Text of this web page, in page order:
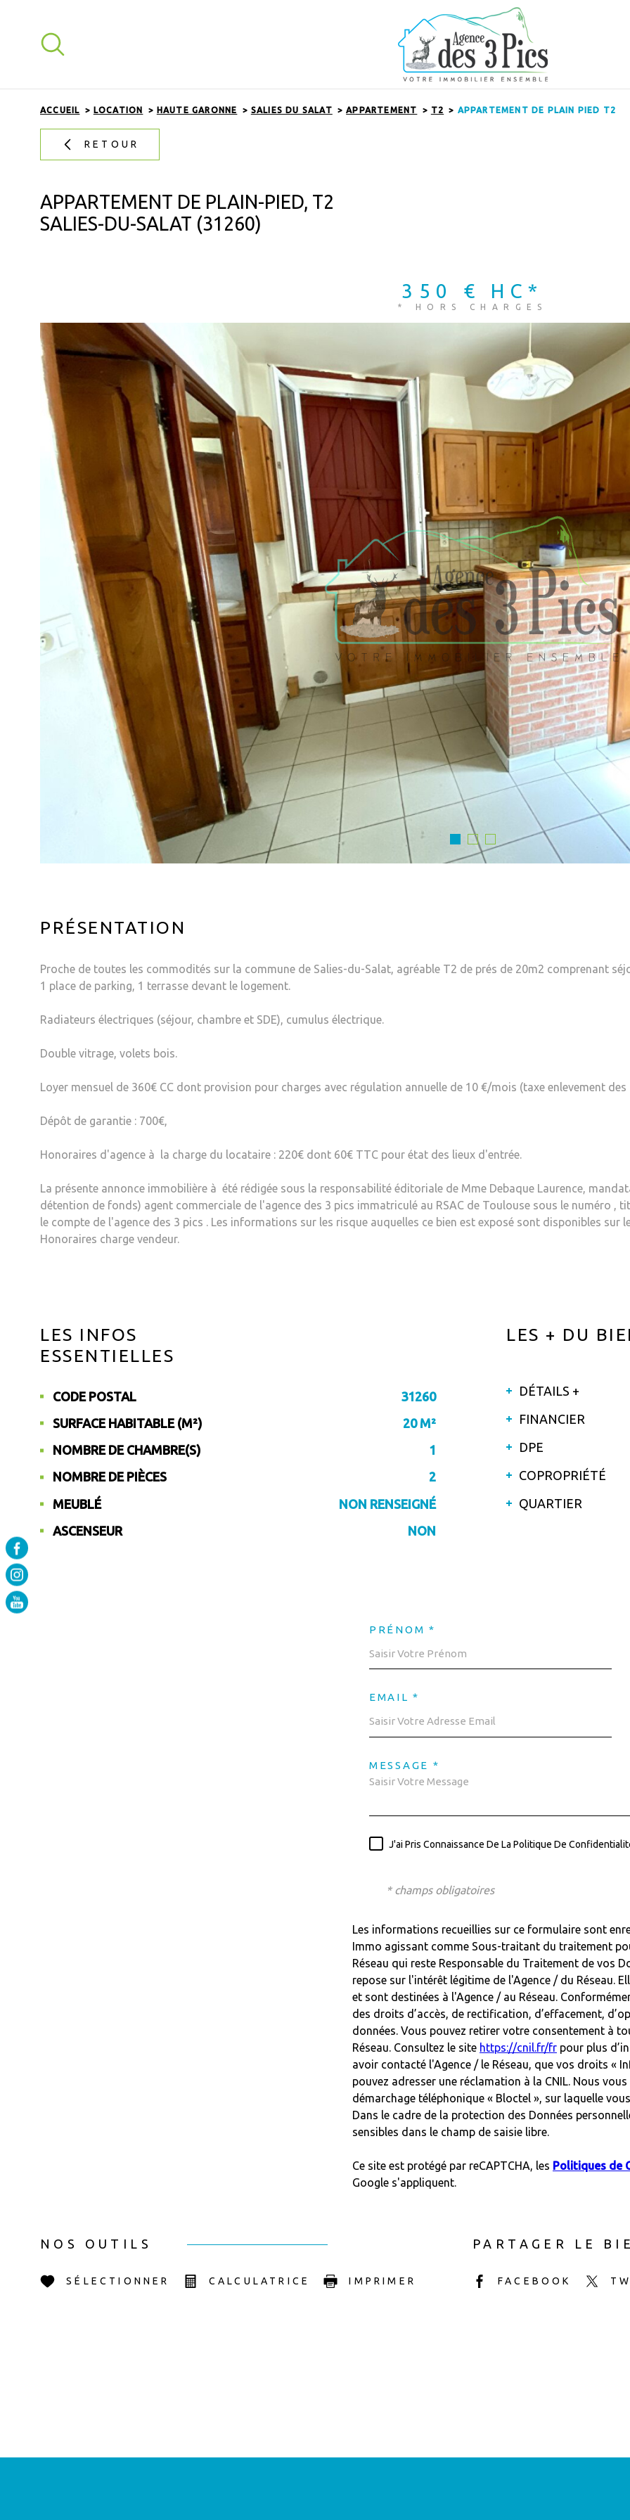
contenu
ACCUEIL LOCATION HAUTE GARONNE SALIES DU SALAT APPARTEMENT T2 APPARTEMENT DE PLAIN PIED T2
RETOUR
APPARTEMENT DE PLAIN-PIED, T2
SALIES-DU-SALAT (31260)
350 € HC*
* HORS CHARGES
PRÉSENTATION
Proche de toutes les commodités sur la commune de Salies-du-Salat, agréable T2 de prés de 20m2 comprenant
1 place de parking, 1 terrasse devant le logement.
Radiateurs électriques (séjour, chambre et SDE), cumulus électrique.
Double vitrage, volets bois.
Loyer mensuel de 360€ CC dont provision pour charges avec régulation annuelle de 10 €/mois (taxe enlevement
Dépôt de garantie : 700€,
Honoraires d'agence à la charge du locataire : 220€ dont 60€ TTC pour état des lieux d'entrée.
La présente annonce immobilière à été rédigée sous la responsabilité éditoriale de Mme Debaque Laurence,
détention de fonds) agent commerciale de l'agence des 3 pics immatriculé au RSAC de Toulouse sous le numéro
le compte de l'agence des 3 pics . Les informations sur les risque auquelles ce bien est exposé sont disponibles sur
Honoraires charge vendeur.
LES INFOS
ESSENTIELLES
Caractérisque Valeurs
CODE POSTAL
31260
SURFACE HABITABLE (M²)
20 M²
NOMBRE DE CHAMBRE(S)
1
NOMBRE DE PIÈCES
2
MEUBLÉ
NON RENSEIGNÉ
ASCENSEUR
NON
LES + DU
DÉTAILS +
FINANCIER
DPE
COPROPRIÉTÉ
QUARTIER
PRÉNOM *
EMAIL *
MESSAGE *
J'ai Pris Connaissance De La Politique De
* champs obligatoires
Les informations recueillies sur ce formulaire sont
Immo agissant comme Sous-traitant du traitement
Réseau qui reste Responsable du Traitement de vos
repose sur l'intérêt légitime de l'Agence / du Réseau.
et sont destinées à l'Agence / au Réseau.
des droits d’accès, de rectification, d’effacement,
données. Vous pouvez retirer votre consentement à
Réseau. Consultez le site https://cnil.fr/fr pour plus
avoir contacté l'Agence / le Réseau, que vos droits «
pouvez adresser une réclamation à la CNIL. Nous
démarchage téléphonique « Bloctel », sur laquelle
Dans le cadre de la protection des Données
sensibles dans le champ de saisie libre.
Ce site est protégé par reCAPTCHA, les Politiques de
Google s'appliquent.
NOS OUTILS
SÉLECTIONNER CALCULATRICE IMPRIMER
PARTAGER LE
FACEBOOK